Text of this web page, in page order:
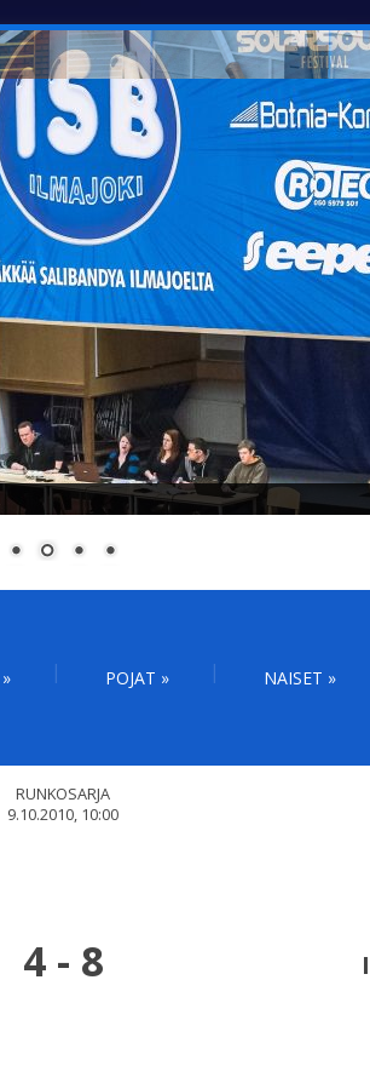
» POJAT » NAISET »
RUNKOSARJA
9.10.2010, 10:00
4 - 8